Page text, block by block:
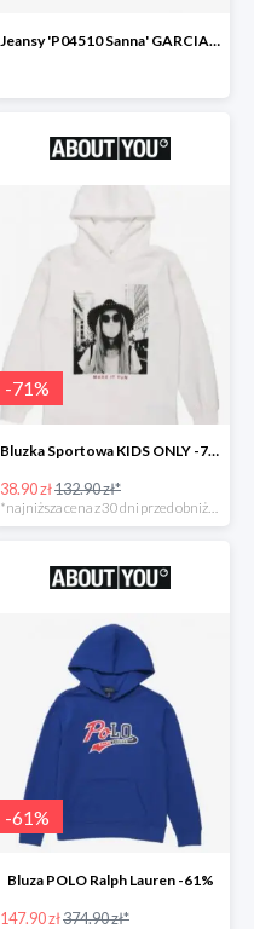
Jeansy 'P04510 Sanna' GARCIA -69%
-71%
Bluzka Sportowa KIDS ONLY -71%
38.90 zł132.90 zł*
*najniższa cena z 30 dni przed obniżką
-61%
Bluza POLO Ralph Lauren -61%
147.90 zł374.90 zł*